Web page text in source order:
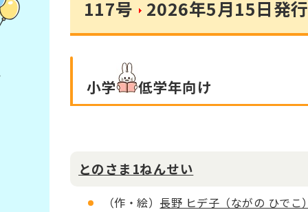
117号 2026年5月15日発行
小学 低学年向け
とのさま1ねんせい
（作・絵） 長野 ヒデ子（ながの ひでこ）